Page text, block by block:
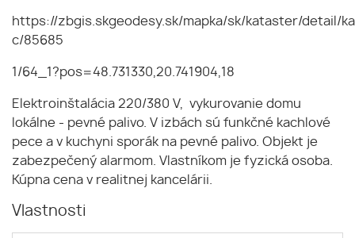
https://zbgis.skgeodesy.sk/mapka/sk/kataster/detail/
c/85685
1/64_1?pos=48.731330,20.741904,18
Elektroinštalácia 220/380 V, vykurovanie domu
lokálne - pevné palivo. V izbách sú funkčné kachlové
pece a v kuchyni sporák na pevné palivo. Objekt je
zabezpečený alarmom. Vlastníkom je fyzická osoba.
Kúpna cena v realitnej kancelárii.
Vlastnosti